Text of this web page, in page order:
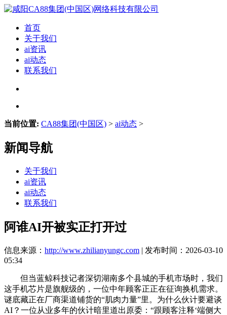
首页
关于我们
ai资讯
ai动态
联系我们
当前位置: CA88集团(中国区) > ai动态 >
新闻导航
关于我们
ai资讯
ai动态
联系我们
阿谁AI开被实正打开过
信息来源： http://www.zhilianyungc.com | 发布时间：2026-03-10
05:34
但当蓝鲸科技记者深切湖南多个县城的手机市场时，我们
这手机芯片是旗舰级的，一位中年顾客正正在征询换机需求。
谜底藏正在厂商渠道铺货的“肌肉力量”里。为什么伙计要避谈
AI？一位从业多年的伙计暗里道出原委：“跟顾客注释‘端侧大